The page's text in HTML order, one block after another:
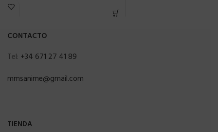
CONTACTO
Tel: +34 671 27 41 89
mmsanime@gmail.com
TIENDA